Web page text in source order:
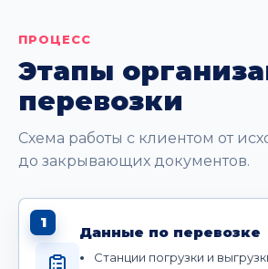
ПРОЦЕСС
Этапы
перевозки
Схема работы с клиентом от
до закрывающих документов.
1
Данные по перевозке
Станции погрузки и